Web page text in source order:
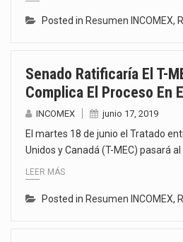
Posted in Resumen INCOMEX,
Senado Ratificaría El T-
Complica El Proceso En
INCOMEX junio 17, 2019
El martes 18 de junio el Tratado
Unidos y Canadá (T-MEC) pasará
LEER MÁS
Posted in Resumen INCOMEX,